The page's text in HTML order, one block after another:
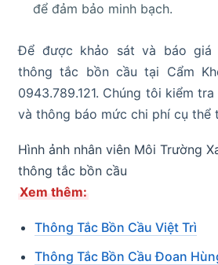
để đảm bảo minh bạch.
Để được khảo sát và báo giá
thông tắc bồn cầu tại Cẩm
0943.789.121. Chúng tôi kiểm
và thông báo mức chi phí cụ thể
Hình ảnh nhân viên Môi Trường
thông tắc bồn cầu
Xem thêm:
Thông Tắc Bồn Cầu Việt Trì
Thông Tắc Bồn Cầu Đoan